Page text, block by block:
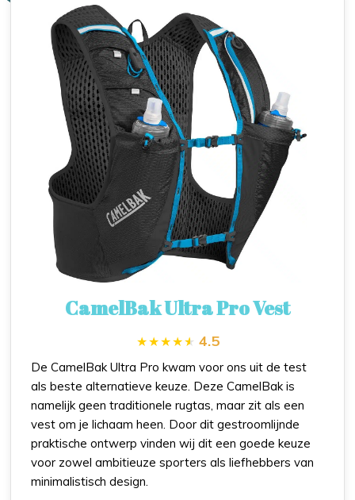
CamelBak Ultra Pro Vest
4.5
De CamelBak Ultra Pro kwam voor ons uit de test
als beste alternatieve keuze. Deze CamelBak is
namelijk geen traditionele rugtas, maar zit als een
vest om je lichaam heen. Door dit gestroomlijnde
praktische ontwerp vinden wij dit een goede keuze
voor zowel ambitieuze sporters als liefhebbers van
minimalistisch design.